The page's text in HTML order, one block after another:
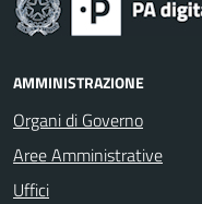
AMMINISTRAZIONE
Organi di Governo
Aree Amministrative
Uffici